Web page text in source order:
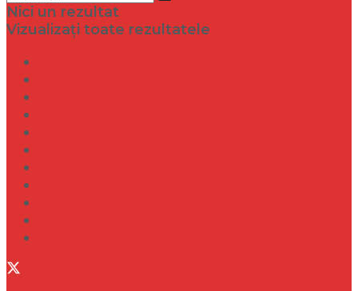
Nici un rezultat
Vizualizați toate rezultatele